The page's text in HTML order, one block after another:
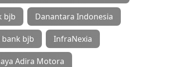
bjb Danantara Indonesia
bank bjb InfraNexia
Adira Motora